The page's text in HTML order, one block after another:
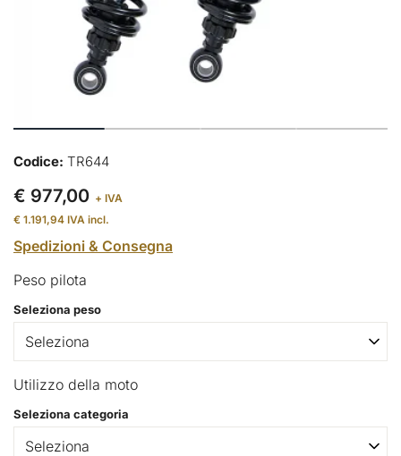
Codice: TR644
€ 977,00 + IVA
€ 1.191,94 IVA incl.
Spedizioni & Consegna
Peso pilota
Seleziona peso
Utilizzo della moto
Seleziona categoria